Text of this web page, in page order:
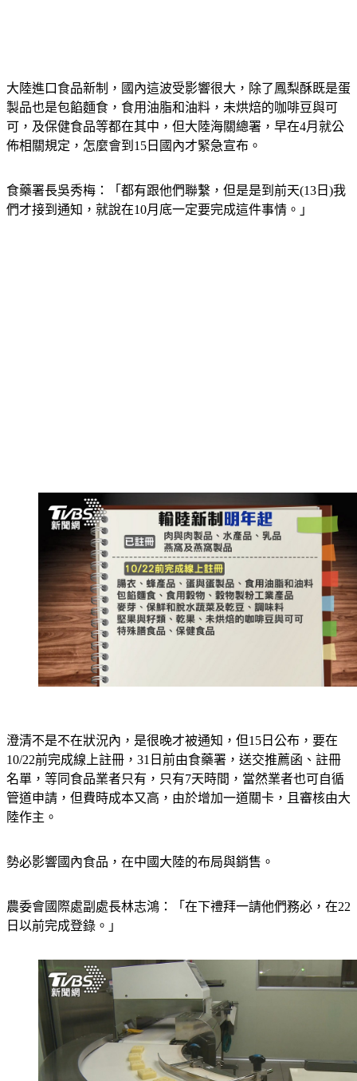
大陸進口食品新制，國內這波受影響很大，除了鳳梨酥既是蛋
製品也是包餡麵食，食用油脂和油料，未烘焙的咖啡豆與可
可，及保健食品等都在其中，但大陸海關總署，早在4月就公
佈相關規定，怎麼會到15日國內才緊急宣布。
食藥署長吳秀梅：「都有跟他們聯繫，但是是到前天(13日)我
們才接到通知，就說在10月底一定要完成這件事情。」
澄清不是不在狀況內，是很晚才被通知，但15日公布，要在
10/22前完成線上註冊，31日前由食藥署，送交推薦函、註冊
名單，等同食品業者只有，只有7天時間，當然業者也可自循
管道申請，但費時成本又高，由於增加一道關卡，且審核由大
陸作主。
勢必影響國內食品，在中國大陸的布局與銷售。
農委會國際處副處長林志鴻：「在下禮拜一請他們務必，在22
日以前完成登錄。」